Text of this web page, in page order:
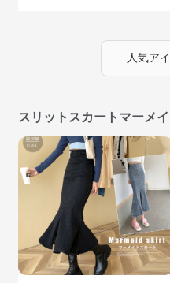
人気ア
スリットスカートマーメ